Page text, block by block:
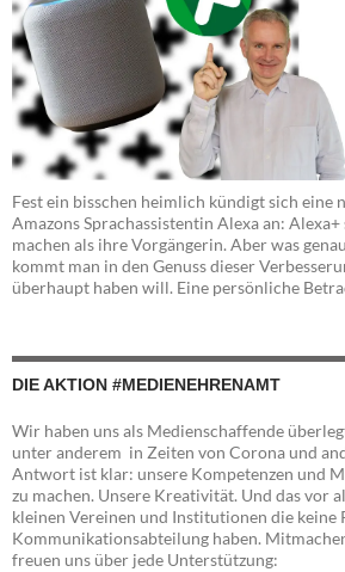
Fest ein bisschen heimlich kündigt sich eine
Amazons Sprachassistentin Alexa an: Alexa+
machen als ihre Vorgängerin. Aber was
kommt man in den Genuss dieser
überhaupt haben will. Eine persönliche
DIE AKTION #MEDIENEHRENAMT
Wir haben uns als Medienschaffende
unter anderem in Zeiten von Corona und
Antwort ist klar: unsere Kompetenzen und
zu machen. Unsere Kreativität. Und das vor
kleinen Vereinen und Institutionen die keine
Kommunikationsabteilung haben.
freuen uns über jede Unterstützung: